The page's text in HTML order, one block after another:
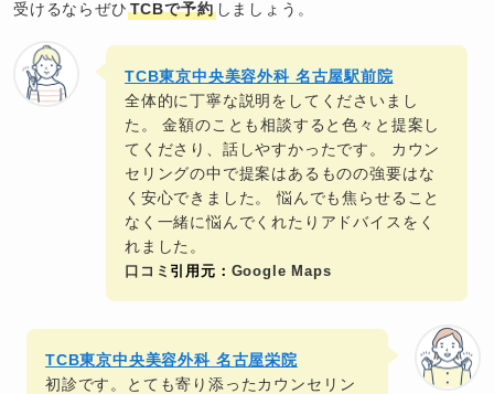
受けるならぜひ TCBで予約しましょう。
TCB東京中央美容外科 名古屋駅前院
全体的に丁寧な説明をしてくださいまし
た。 金額のことも相談すると色々と提案し
てくださり、話しやすかったです。 カウン
セリングの中で提案はあるものの強要はな
く安心できました。 悩んでも焦らせること
なく一緒に悩んでくれたりアドバイスをく
れました。
口コミ 引用元： Google Maps
TCB東京中央美容外科 名古屋栄院
初診です。とても寄り添ったカウンセリン